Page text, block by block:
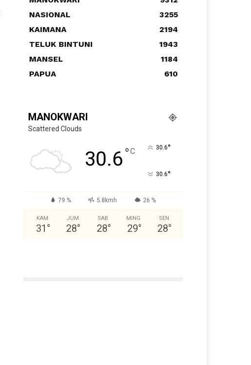
NASIONAL
3255
KAIMANA
2194
TELUK BINTUNI
1943
MANSEL
1184
PAPUA
610
MANOKWARI
Scattered Clouds
30.6°C 30.6°
30.6°
79 % 5.8kmh 26 %
KAM
31 °
JUM
28°
SAB
28°
MING
29°
SEN
28°